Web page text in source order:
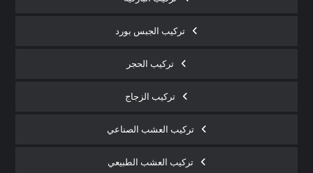
تركيب الجبس بورد
تركيب الحجر
تركيب الزجاج
تركيب العشب الصناعي
تركيب العشب الطبيعي